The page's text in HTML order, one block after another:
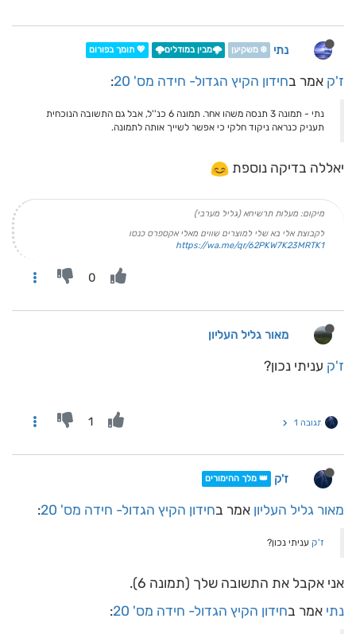
נתי ❄️ משקיען 🌩️מבין במודלים🌩️ 💖 תומך בפורום
ז'ק אמר בחידון הקיץ הגדול- חידה מס' 20 :
נתי - תמונה 3 תנסה משהו אחר. תמונה 6 כנ''ל, אבל גם התשובה הנוכחית
תעניק כנראה ניקוד חלקי כי אפשר לשייך אותה לתמונה.
יאללה בדיקה נוספת
מיקום: מעלות תרשיחא (גליל מערבי)
לקבוצת אלי בא שלי למוצרים שווים מאלי אקספרס כנסו
https://wa.me/qr/62PKW7K23MRTK1
0
מאור גליל העליון
ז'ק עניתי נכון?
תגובה 1 1
ז'ק 👑 מלך ההימורים
מאור גליל העליון אמר בחידון הקיץ הגדול- חידה מס' 20 :
ז'ק עניתי נכון?
אני אקבל את התשובה שלך (תמונה 6).
נתי אמר בחידון הקיץ הגדול- חידה מס' 20 :